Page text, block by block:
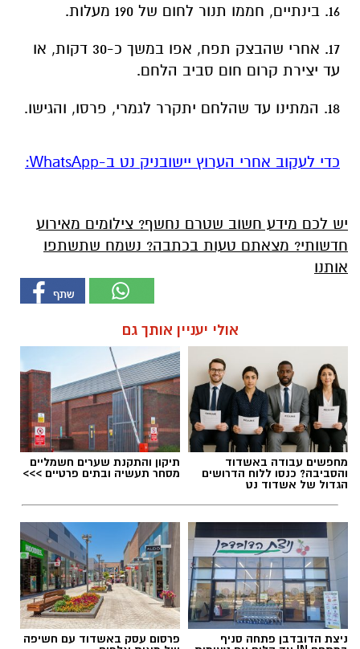
16. בינתיים, חממו תנור לחום של 190 מעלות.
17. אחרי שהבצק תפח, אפו במשך כ-30 דקות, או
עד יצירת קרום חום סביב הלחם.
18. המתינו עד שהלחם יתקרר לגמרי, פרסו, והגישו.
‏כדי לעקוב אחרי הערוץ יישובניק נט ב-WhatsApp:‏‏‏
יש לכם מידע חשוב שטרם נחשף? צילומים מאירוע
חדשותי? מצאתם טעות בכתבה? נשמח שתשתפו
אותנו
אולי יעניין אותך גם
מחפשים עבודה באשדוד
והסביבה? כנסו ללוח הדרושים
הגדול של אשדוד נט
תיקון והתקנת שערים חשמליים
מסחר תעשיה ובתים פרטיים >>>
ניצת הדובדבן פתחה סניף פרסום עסק באשדוד עם חשיפה